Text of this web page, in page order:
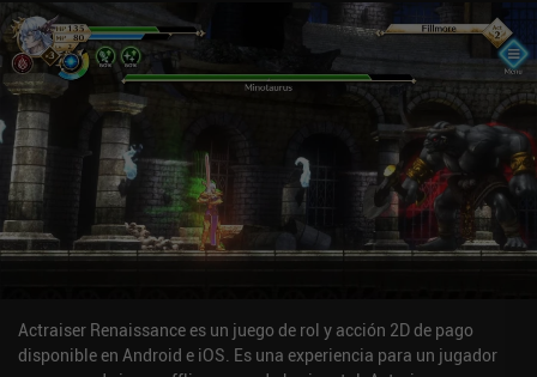
complementos gratuitos que proporcionan nuevos mapas,
localizaciones adicionales o viajes enteros que introducen nuevas
mecánicas de juego y pueden durar incluso más que la historia
original. Esto aumenta enormemente la cantidad de tiempo que
puedes pasar con el juego, siempre que no te desanimen los
gráficos anticuados, los extraños efectos de sonido y los controles
algo incómodos.Dink Smallwood es completamente gratuito, sin
anuncios ni iAPs. Se trata sin duda de un juego antiguo que ya
resultaba extraño en el momento de su lanzamiento, por lo que
atrae principalmente a los grandes entusiastas del género. Pero
gracias a su gran cantidad de entretenida jugabilidad, creo que
disfrutarlo.
Actraiser Renaissance es un juego de rol y acción 2D de pago
disponible en Android e iOS. Es una experiencia para un jugador